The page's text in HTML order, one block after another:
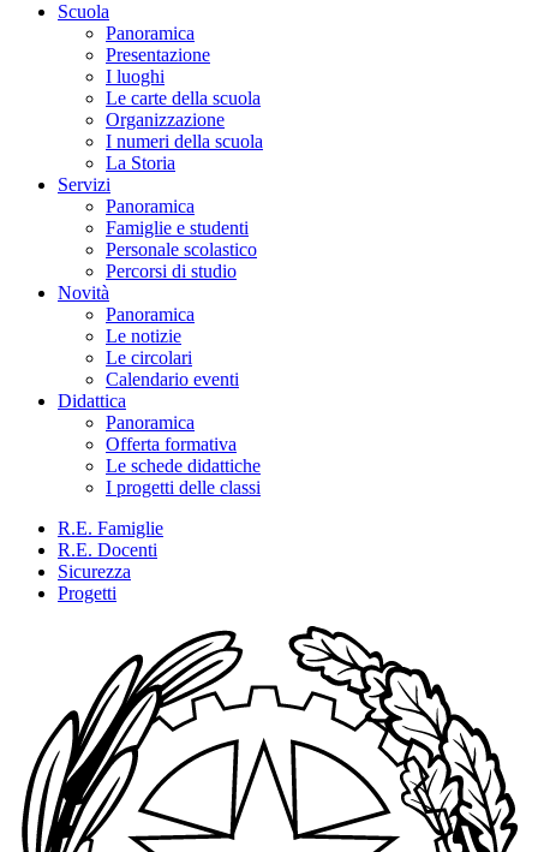
Scuola
Panoramica
Presentazione
I luoghi
Le carte della scuola
Organizzazione
I numeri della scuola
La Storia
Servizi
Panoramica
Famiglie e studenti
Personale scolastico
Percorsi di studio
Novità
Panoramica
Le notizie
Le circolari
Calendario eventi
Didattica
Panoramica
Offerta formativa
Le schede didattiche
I progetti delle classi
R.E. Famiglie
R.E. Docenti
Sicurezza
Progetti